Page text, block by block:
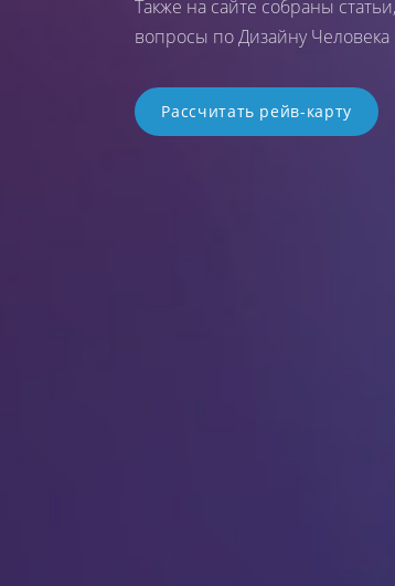
Также на сайте собраны
вопросы по Дизайну Человека
Рассчитать рейв-карту